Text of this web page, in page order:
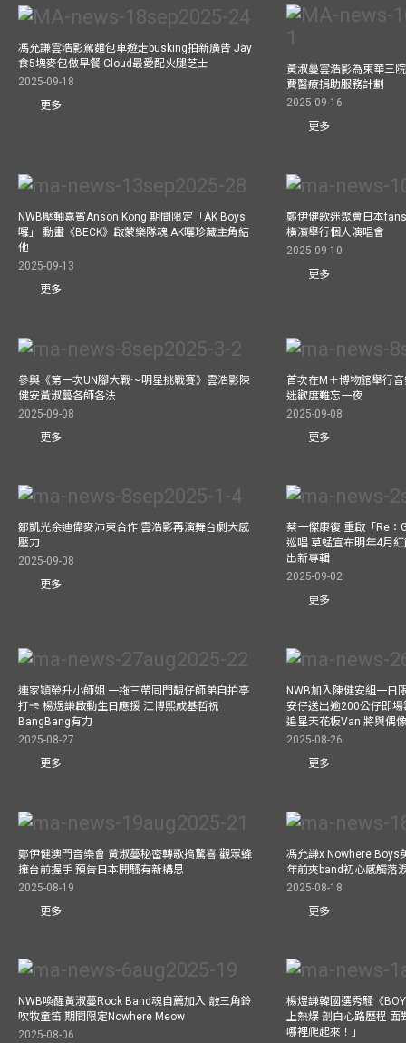
馮允謙雲浩影駕麵包車遊走busking拍新廣告 Jay
食5塊麥包做早餐 Cloud最愛配火腿芝士
2025-09-18
更多
黃淑蔓雲浩影為東華三
費醫療捐助服務計劃
2025-09-16
更多
NWB壓軸嘉賓Anson Kong 期間限定「AK Boys
囉」 動畫《BECK》啟蒙樂隊魂 AK曬珍藏主角結
他
2025-09-13
更多
鄭伊健歌迷聚會日本
橫濱舉行個人演唱會
2025-09-10
更多
參與《第一次UN腳大戰～明星挑戰賽》雲浩影陳
健安黃淑蔓各師各法
2025-09-08
更多
首次在M＋博物館舉行
迷歡度難忘一夜
2025-09-08
更多
鄒凱光余迪偉麥沛東合作 雲浩影再演舞台劇大感
壓力
2025-09-08
更多
蔡一傑康復 重啟「Re：
巡唱 草蜢宣布明年4月
出新專輯
2025-09-02
更多
連家穎榮升小師姐 一拖三帶同門靚仔師弟自拍亭
打卡 楊煜謙啟動生日應援 江博熙成基哲祝
BangBang有力
2025-08-27
更多
NWB加入陳健安組一日
安仔送出逾200公仔即
追星天花板Van 將與偶
2025-08-26
更多
鄭伊健澳門音樂會 黃淑蔓秘密轉歌搞驚喜 觀眾蜂
擁台前握手 預告日本開騷有新構思
2025-08-19
更多
馮允謙x Nowhere Boys
年前夾band初心感觸落
2025-08-18
更多
NWB喚醒黃淑蔓Rock Band魂自薦加入 敲三角鈴
吹牧童笛 期間限定Nowhere Meow
2025-08-06
楊煜謙韓國選秀騷《
上熱爆 剖白心路歷程 面
哪裡爬起來！」